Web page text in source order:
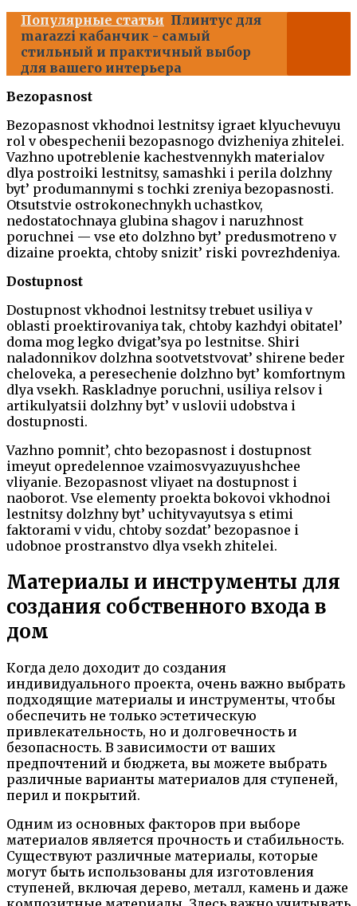
Популярные статьи Плинтус для
marazzi кабанчик - самый
стильный и практичный выбор
для вашего интерьера
Bezopasnost
Bezopasnost vkhodnoi lestnitsy igraet klyuchevuyu
rol v obespechenii bezopasnogo dvizheniya zhitelei.
Vazhno upotreblenie kachestvennykh materialov
dlya postroiki lestnitsy, samashki i perila dolzhny
byt’ produmannymi s tochki zreniya bezopasnosti.
Otsutstvie ostrokonechnykh uchastkov,
nedostatochnaya glubina shagov i naruzhnost
poruchnei — vse eto dolzhno byt’ predusmotreno v
dizaine proekta, chtoby snizit’ riski povrezhdeniya.
Dostupnost
Dostupnost vkhodnoi lestnitsy trebuet usiliya v
oblasti proektirovaniya tak, chtoby kazhdyi obitatel’
doma mog legko dvigat’sya po lestnitse. Shiri
naladonnikov dolzhna sootvetstvovat’ shirene beder
cheloveka, a peresechenie dolzhno byt’ komfortnym
dlya vsekh. Raskladnye poruchni, usiliya relsov i
artikulyatsii dolzhny byt’ v uslovii udobstva i
dostupnosti.
Vazhno pomnit’, chto bezopasnost i dostupnost
imeyut opredelennoe vzaimosvyazuyushchee
vliyanie. Bezopasnost vliyaet na dostupnost i
naoborot. Vse elementy proekta bokovoi vkhodnoi
lestnitsy dolzhny byt’ uchityvayutsya s etimi
faktorami v vidu, chtoby sozdat’ bezopasnoe i
udobnoe prostranstvo dlya vsekh zhitelei.
Материалы и инструменты для
создания собственного входа в
дом
Когда дело доходит до создания
индивидуального проекта, очень важно выбрать
подходящие материалы и инструменты, чтобы
обеспечить не только эстетическую
привлекательность, но и долговечность и
безопасность. В зависимости от ваших
предпочтений и бюджета, вы можете выбрать
различные варианты материалов для ступеней,
перил и покрытий.
Одним из основных факторов при выборе
материалов является прочность и стабильность.
Существуют различные материалы, которые
могут быть использованы для изготовления
ступеней, включая дерево, металл, камень и даже